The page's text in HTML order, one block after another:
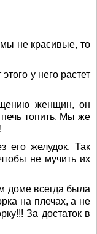
не красивые, то
у него растет
женщин, он
топить. Мы же
его желудок. Так
не мучить их
доме всегда была
на плечах, а не
За достаток в